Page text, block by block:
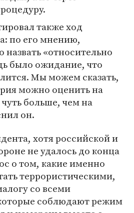
также ход
по его мнению,
«относительно
было ожидание, что
Мы можем сказать,
можно оценить на
больше, чем на
он.
хотя российской и
не удалось до конца
о том, какие именно
террористическими,
со всеми
соблюдают режим